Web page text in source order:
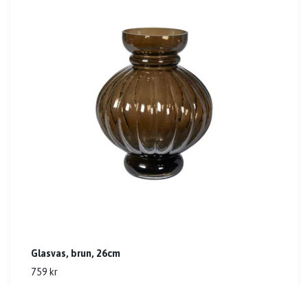
Glasvas, brun, 26cm
759 kr